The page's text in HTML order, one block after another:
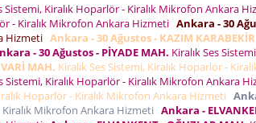
Sistemi, Kiralık Hoparlör - Kiralık Mikrofon Ankara
- Kiralık Mikrofon Ankara Hizmeti Ankara - 30
Hizmeti Ankara - 30 Ağustos - KAZIM
- 30 Ağustos - PİYADE MAH. Kiralık Ses
MAH. Kiralık Ses Sistemi, Kiralık Hoparlör -
Sistemi, Kiralık Hoparlör - Kiralık Mikrofon Ankara
Hoparlör - Kiralık Mikrofon Ankara Hizmeti
Kiralık Mikrofon Ankara Hizmeti Ankara -